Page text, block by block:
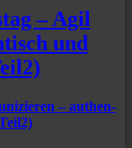
– Agil
und
– authen­